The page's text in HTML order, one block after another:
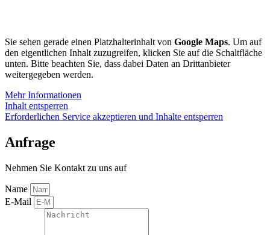
Sie sehen gerade einen Platzhalterinhalt von Google Maps. Um auf
den eigentlichen Inhalt zuzugreifen, klicken Sie auf die Schaltfläche
unten. Bitte beachten Sie, dass dabei Daten an Drittanbieter
weitergegeben werden.
Mehr Informationen
Inhalt entsperren
Erforderlichen Service akzeptieren und Inhalte entsperren
Anfrage
Nehmen Sie Kontakt zu uns auf
Name
E-Mail